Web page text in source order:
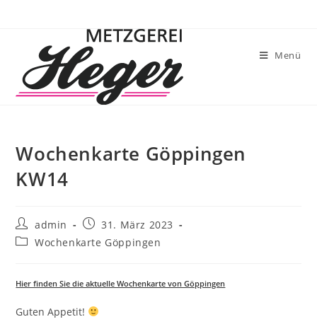
Menü
Wochenkarte Göppingen
KW14
admin
31. März 2023
Wochenkarte Göppingen
Hier finden Sie die aktuelle Wochenkarte von Göppingen
Guten Appetit!